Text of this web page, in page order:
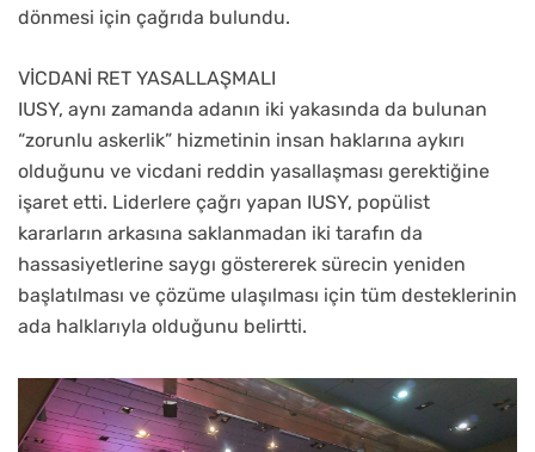
dönmesi için çağrıda bulundu.
VİCDANİ RET YASALLAŞMALI
IUSY, aynı zamanda adanın iki yakasında da bulunan
“zorunlu askerlik” hizmetinin insan haklarına aykırı
olduğunu ve vicdani reddin yasallaşması gerektiğine
işaret etti. Liderlere çağrı yapan IUSY, popülist
kararların arkasına saklanmadan iki tarafın da
hassasiyetlerine saygı göstererek sürecin yeniden
başlatılması ve çözüme ulaşılması için tüm desteklerinin
ada halklarıyla olduğunu belirtti.